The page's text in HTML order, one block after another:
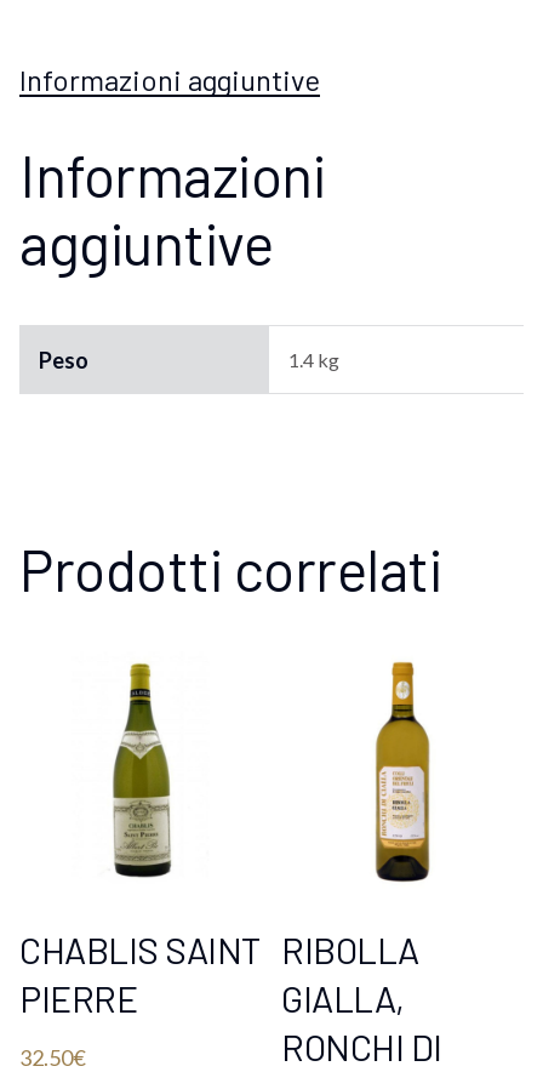
Informazioni aggiuntive
Informazioni
aggiuntive
Peso 1.4 kg
Prodotti correlati
CHABLIS SAINT
PIERRE
32.50€
RIBOLLA
GIALLA,
RONCHI DI